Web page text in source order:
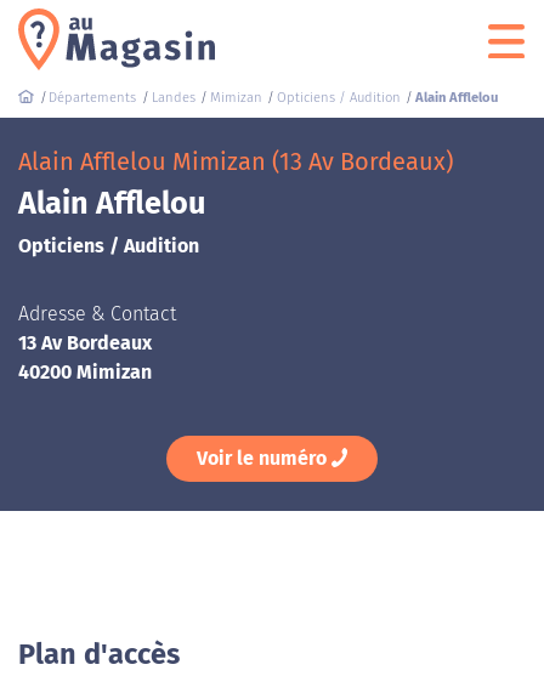
Départements Landes Mimizan Opticiens / Audition Alain Afflelou
Alain Afflelou Mimizan (13 Av Bordeaux)
Alain Afflelou
Opticiens / Audition
Adresse & Contact
13 Av Bordeaux
40200 Mimizan
Voir le numéro
Plan d'accès